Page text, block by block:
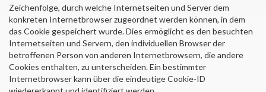
Zeichenfolge, durch welche Internetseiten und Server dem
konkreten Internetbrowser zugeordnet werden können, in dem
das Cookie gespeichert wurde. Dies ermöglicht es den besuchten
Internetseiten und Servern, den individuellen Browser der
betroffenen Person von anderen Internetbrowsern, die andere
Cookies enthalten, zu unterscheiden. Ein bestimmter
Internetbrowser kann über die eindeutige Cookie-ID